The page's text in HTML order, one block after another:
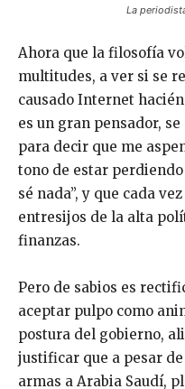
La
Ahora que la filosofía
multitudes, a ver si se
causado Internet
es un gran pensador,
para decir que me
tono de estar
sé nada”, y que cada
entresijos de la alta
finanzas.
Pero de sabios es
aceptar pulpo como
postura del gobierno,
justificar que a pesar
armas a Arabia Saudí,